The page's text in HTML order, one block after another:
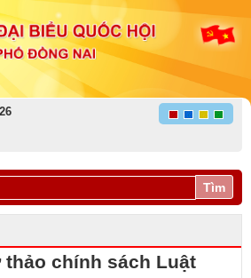
Tìm
thảo chính sách Luật